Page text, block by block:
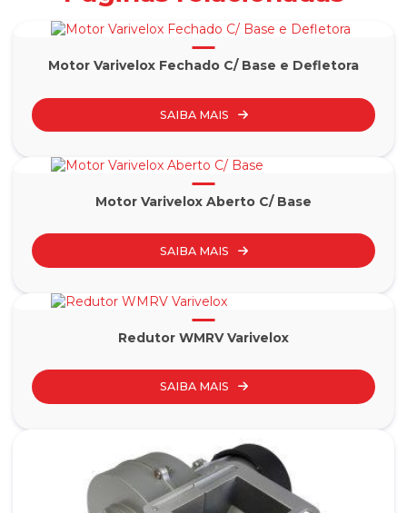
Motor Varivelox Fechado C/ Base e Defletora
SAIBA MAIS
Motor Varivelox Aberto C/ Base
SAIBA MAIS
Redutor WMRV Varivelox
SAIBA MAIS